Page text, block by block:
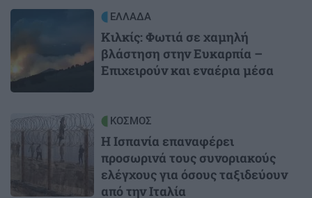
ΕΛΛΑΔΑ
Κιλκίς: Φωτιά σε χαμηλή
βλάστηση στην Ευκαρπία –
Επιχειρούν και εναέρια μέσα
Image ΚΟΣΜΟΣ
Η Ισπανία επαναφέρει
προσωρινά τους συνοριακούς
ελέγχους για όσους ταξιδεύουν
από την Ιταλία